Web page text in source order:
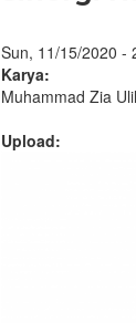
Sun, 11/15/2020 -
Karya:
Muhammad Zia
Upload: